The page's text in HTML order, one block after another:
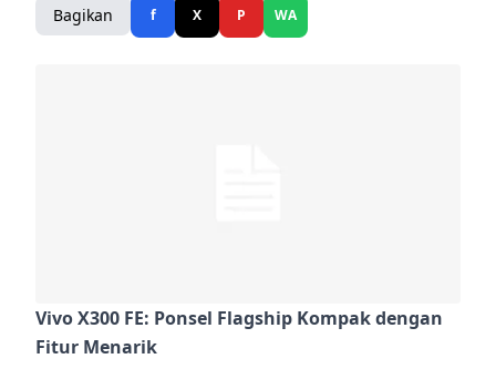
Bagikan f X P WA
Vivo X300 FE: Ponsel Flagship Kompak dengan
Fitur Menarik